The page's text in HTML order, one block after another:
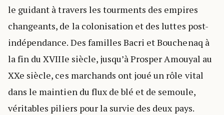
le guidant à travers les tourments des empires
changeants, de la colonisation et des luttes post-
indépendance. Des familles Bacri et Bouchenaq à
la fin du XVIIIe siècle, jusqu’à Prosper Amouyal au
XXe siècle, ces marchands ont joué un rôle vital
dans le maintien du flux de blé et de semoule,
véritables piliers pour la survie des deux pays.